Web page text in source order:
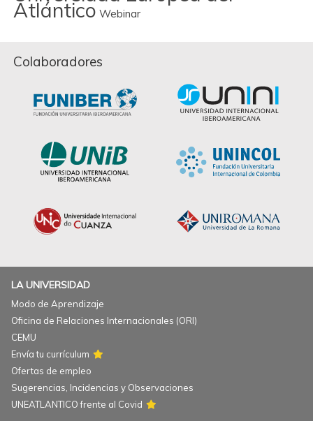
Atlántico Webinar
Colaboradores
LA UNIVERSIDAD
Modo de Aprendizaje
Oficina de Relaciones Internacionales (ORI)
CEMU
Envía tu currículum
Ofertas de empleo
Sugerencias, Incidencias y Observaciones
UNEATLANTICO frente al Covid